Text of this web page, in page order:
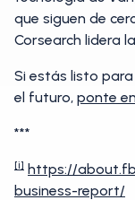
que siguen de
Corsearch lidera
Si estás listo
el futuro, ponte
***
[i] https://
business-report/